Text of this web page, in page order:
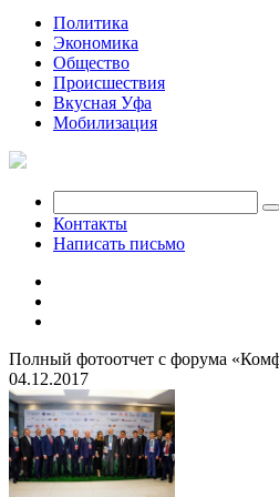
Политика
Экономика
Общество
Происшествия
Вкусная Уфа
Мобилизация
Контакты
Написать письмо
Полный фотоотчет с форума
04.12.2017